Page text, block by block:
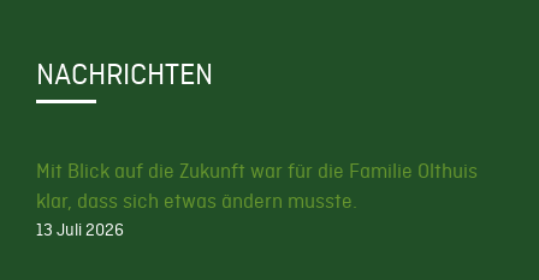
NACHRICHTEN
Mit Blick auf die Zukunft war für die Familie Olthuis
klar, dass sich etwas ändern musste.
13 Juli 2026